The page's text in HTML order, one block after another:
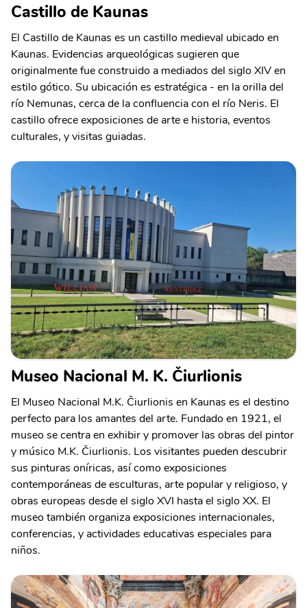
Castillo de Kaunas
El Castillo de Kaunas es un castillo medieval ubicado en
Kaunas. Evidencias arqueológicas sugieren que
originalmente fue construido a mediados del siglo XIV en
estilo gótico. Su ubicación es estratégica - en la orilla del
río Nemunas, cerca de la confluencia con el río Neris. El
castillo ofrece exposiciones de arte e historia, eventos
culturales, y visitas guiadas.
Museo Nacional M. K. Čiurlionis
El Museo Nacional M.K. Čiurlionis en Kaunas es el destino
perfecto para los amantes del arte. Fundado en 1921, el
museo se centra en exhibir y promover las obras del pintor
y músico M.K. Čiurlionis. Los visitantes pueden descubrir
sus pinturas oníricas, así como exposiciones
contemporáneas de esculturas, arte popular y religioso, y
obras europeas desde el siglo XVI hasta el siglo XX. El
museo también organiza exposiciones internacionales,
conferencias, y actividades educativas especiales para
niños.